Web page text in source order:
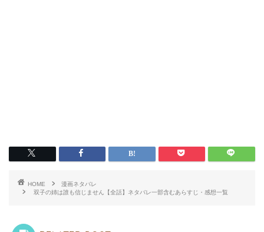
HOME
漫画ネタバレ
双子の姉は誰も信じません【全話】ネタバレ一部含むあらすじ・感想一覧